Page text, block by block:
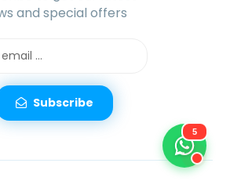
and special offers
Subscribe
5